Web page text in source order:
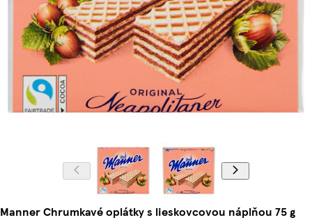
Manner Chrumkavé oplátky s lieskovcovou náplňou 75 g